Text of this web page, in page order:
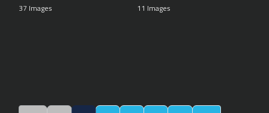
37 Images 11 Images